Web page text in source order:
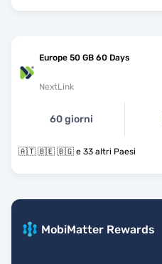
Europe 50 GB 60 Days
NextLink
60 giorni
🇦🇹 🇧🇪 🇧🇬 e 33 altri Paesi
MobiMatter Rewards